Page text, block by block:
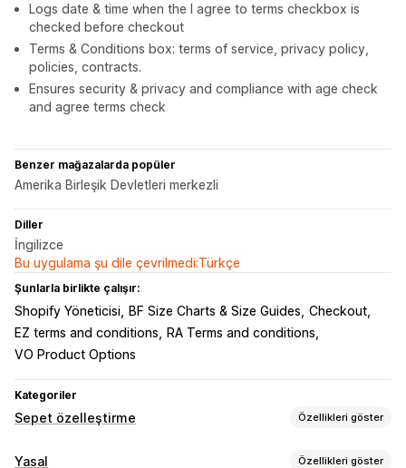
Logs date & time when the I agree to terms checkbox is
checked before checkout
Terms & Conditions box: terms of service, privacy policy,
policies, contracts.
Ensures security & privacy and compliance with age check
and agree terms check
Benzer mağazalarda popüler
Amerika Birleşik Devletleri merkezli
Diller
İngilizce
Bu uygulama şu dile çevrilmedi:Türkçe
Şunlarla birlikte çalışır:
Shopify Yöneticisi BF Size Charts & Size Guides Checkout
EZ terms and conditions
RA Terms and conditions
VO Product Options
Kategoriler
Sepet özelleştirme Özellikleri göster
Sepet ekranı
Yasal Özellikleri göster